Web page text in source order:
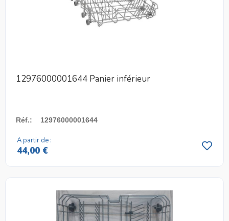
12976000001644 Panier inférieur
Réf.: 12976000001644
A partir de :
44,00 €